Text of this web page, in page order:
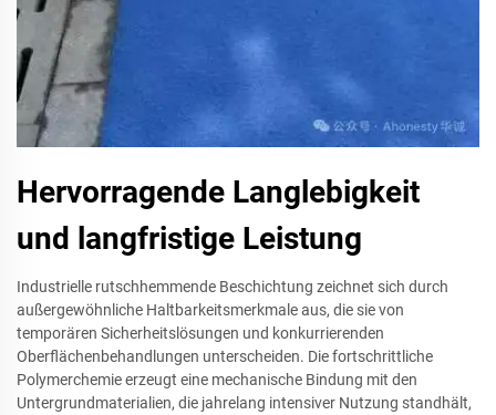
Hervorragende Langlebigkeit
und langfristige Leistung
Industrielle rutschhemmende Beschichtung zeichnet sich durch
außergewöhnliche Haltbarkeitsmerkmale aus, die sie von
temporären Sicherheitslösungen und konkurrierenden
Oberflächenbehandlungen unterscheiden. Die fortschrittliche
Polymerchemie erzeugt eine mechanische Bindung mit den
Untergrundmaterialien, die jahrelang intensiver Nutzung standhält,